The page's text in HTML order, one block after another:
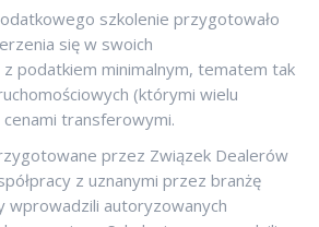
szkolenie przygotowało
się w swoich
podatkiem minimalnym, tematem tak
(którymi wielu
transferowymi.
przez Związek Dealerów
z uznanymi przez branżę
wprowadzili autoryzowanych